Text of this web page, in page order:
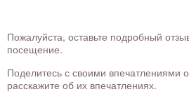
Пожалуйста, оставьте подробный
посещение.
Поделитесь с своими впечатлениями
расскажите об их впечатлениях.